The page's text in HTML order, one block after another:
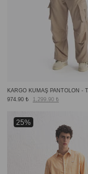
KARGO KUMAŞ PANTOLON -
974.90 ₺
1,299.90 ₺
25%